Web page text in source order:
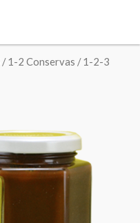
/1-2 Conservas /1-2-3